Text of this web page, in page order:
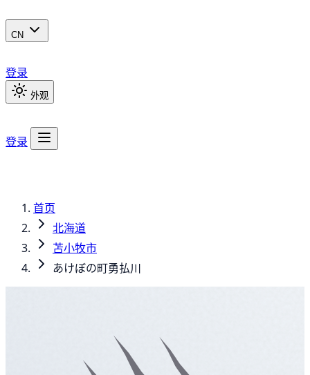
CN
登录
外观
登录
首页
北海道
苫小牧市
あけぼの町勇払川